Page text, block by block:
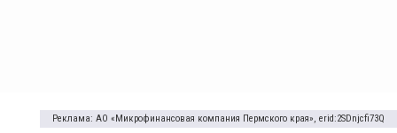
Реклама: АО «Микрофинансовая компания Пермского края», erid:2SDnjcfi73Q